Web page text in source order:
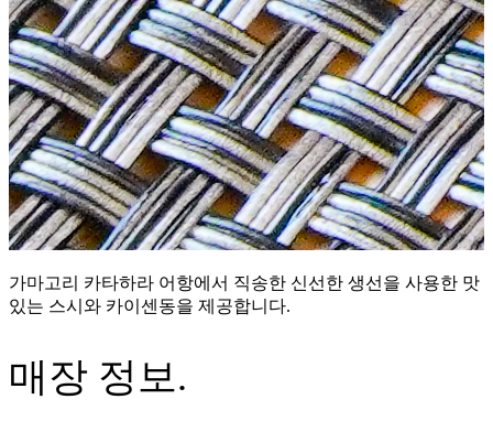
가마고리 카타하라 어항에서 직송한 신선한 생선을 사용한 맛
있는 스시와 카이센동을 제공합니다.
매장 정보.